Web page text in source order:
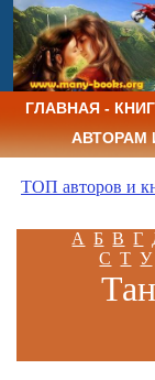
ГЛАВНАЯ -
АВТОРАМ
ТОП авторов и
А Б В Г
С Т У